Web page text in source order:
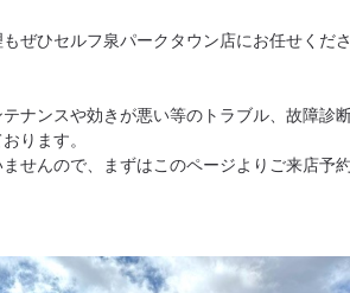
ぜひセルフ泉パークタウン店にお任せくだ
ナンスや効きが悪い等のトラブル、故障診
ります。
せんので、まずはこのページよりご来店予